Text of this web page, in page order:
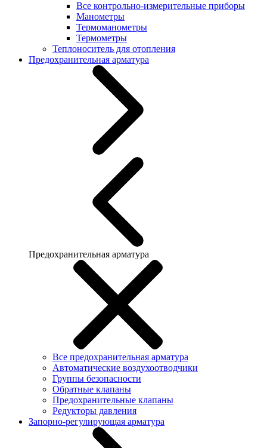
Все контрольно-измерительные приборы
Манометры
Термоманометры
Термометры
Теплоноситель для отопления
Предохранительная арматура
Предохранительная арматура
Все предохранительная арматура
Автоматические воздухоотводчики
Группы безопасности
Обратные клапаны
Предохранительные клапаны
Редукторы давления
Запорно-регулирующая арматура